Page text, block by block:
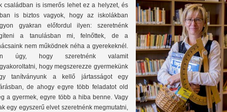
családban is ismerős lehet ez a helyzet, és
is biztos vagyok, hogy az iskolákban
gyakran előfordul ilyen: szeretnénk
a tanulásban mi, felnőttek, de a
nem működnek néha a gyerekeknél.
úgy, hogy szeretnénk valamit
hogy megszerezze gyermekünk
tanítványunk a kellő jártasságot egy
de ahogy egyre több feladatot old
a gyermek, egyre több a hiba benne. Vagy
egy egyszerű elvet szeretnénk megmutatni,